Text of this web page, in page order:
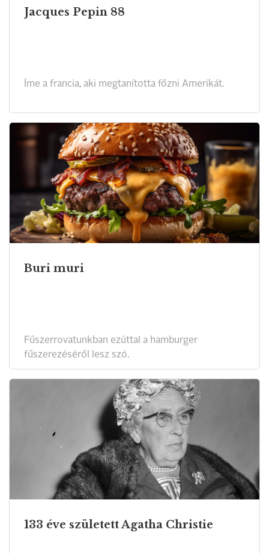
Jacques Pepin 88
Íme a francia, aki megtanította főzni Amerikát.
Buri muri
Fűszerrovatunkban ezúttal a hamburger
fűszerezéséről lesz szó.
133 éve született Agatha Christie